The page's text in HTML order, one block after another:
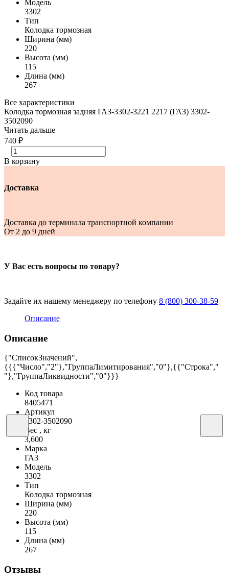
Модель
3302
Тип
Колодка тормозная
Ширина (мм)
220
Высота (мм)
115
Длина (мм)
267
Все характеристики
Колодка тормозная задняя ГАЗ-3302-3221 2217 (ГАЗ) 3302-
3502090
Читать дальше
740 ₽
В корзину
Доставка
Доставка до терминала транспортной компании
От 2 до 9 дней
У Вас есть вопросы по товару?
Задайте их нашему менеджеру по телефону 8 (800) 300-38-59
Описание
Описание
{"СписокЗначений",
{{{"Число","2"},"ГруппаЛимитирования","0"},{{"Строка","
"},"ГруппаЛиквидности","0"}}}
Код товара
8405471
Артикул
3302-3502090
Вес , кг
3,600
Марка
ГАЗ
Модель
3302
Тип
Колодка тормозная
Ширина (мм)
220
Высота (мм)
115
Длина (мм)
267
Отзывы